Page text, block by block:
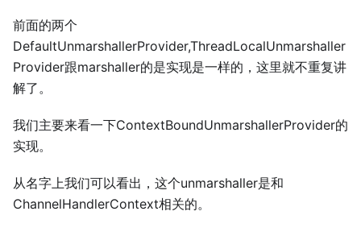
前面的两个
DefaultUnmarshallerProvider,ThreadLocalUnmarshaller
Provider跟marshaller的是实现是一样的，这里就不重复讲
解了。
我们主要来看一下ContextBoundUnmarshallerProvider的
实现。
从名字上我们可以看出，这个unmarshaller是和
ChannelHandlerContext相关的。